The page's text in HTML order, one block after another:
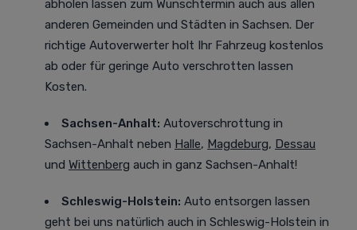
abholen lassen zum Wunschtermin auch aus allen
anderen Gemeinden und Städten in Sachsen. Der
richtige Autoverwerter holt Ihr Fahrzeug kostenlos
ab oder für geringe Auto verschrotten lassen
Kosten.
Sachsen-Anhalt: Autoverschrottung in
Sachsen-Anhalt neben Halle, Magdeburg, Dessau
und Wittenberg auch in ganz Sachsen-Anhalt!
Schleswig-Holstein: Auto entsorgen lassen
geht bei uns natürlich auch in Schleswig-Holstein in